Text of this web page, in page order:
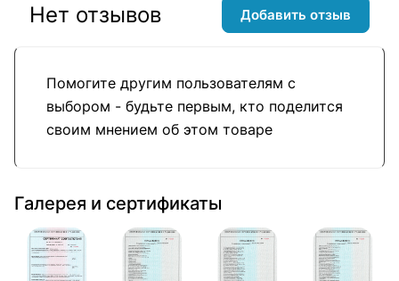
Помогите другим пользователям с
выбором - будьте первым, кто поделится
своим мнением об этом товаре
Нет отзывов Добавить отзыв
Галерея и сертификаты